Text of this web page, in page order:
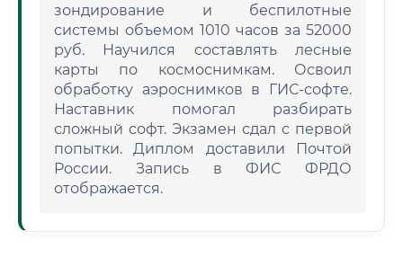
зондирование и беспилотные
системы объемом 1010 часов за 52000
руб. Научился составлять лесные
карты по космоснимкам. Освоил
обработку аэроснимков в ГИС-софте.
Наставник помогал разбирать
сложный софт. Экзамен сдал с первой
попытки. Диплом доставили Почтой
России. Запись в ФИС ФРДО
отображается.